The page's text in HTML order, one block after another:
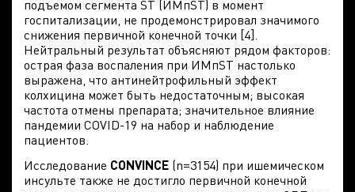
подъемом сегмента ST (ИМпST) в момент
госпитализации, не продемонстрировал значимого
снижения первичной конечной точки [4].
Нейтральный результат объясняют рядом факторов:
острая фаза воспаления при ИМпST настолько
выражена, что антинейтрофильный эффект
колхицина может быть недостаточным; высокая
частота отмены препарата; значительное влияние
пандемии COVID-19 на набор и наблюдение
пациентов.
Исследование CONVINCE (n=3154) при ишемическом
инсульте также не достигло первичной конечной